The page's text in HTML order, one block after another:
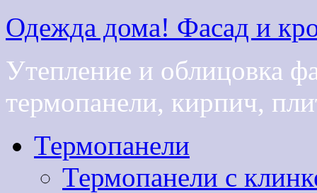
Одежда дома! Фасад и
Утепление и облицовка
термопанели, кирпич,
Термопанели
Термопанели с